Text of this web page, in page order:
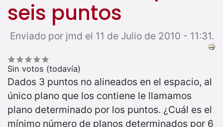
seis puntos
Enviado por jmd el 11 de Julio de 2010 - 11:31.
Sin votos (todavía)
Dados 3 puntos no alineados en el espacio, al
único plano que los contiene le llamamos
plano determinado por los puntos. ¿Cuál es el
mínimo número de planos determinados por 6